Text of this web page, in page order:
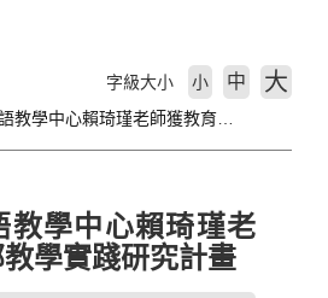
字級大小 小 中 大
教學中心賴琦瑾老
學實踐研究計畫